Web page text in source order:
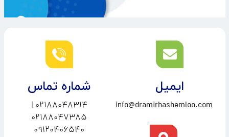
شماره تماس
02188048314
|
02188047385
09120406540
ایمیل
info@dramirhashemloo.com